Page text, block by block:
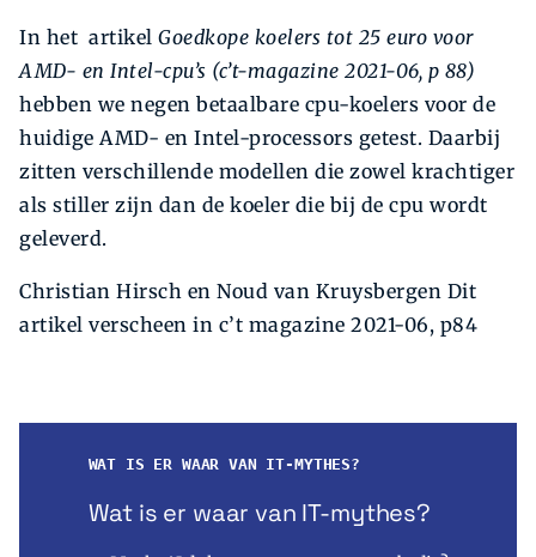
In het artikel Goedkope koelers tot 25 euro voor
AMD- en Intel-cpu’s (c’t-magazine 2021-06, p 88)
hebben we negen betaalbare cpu-koelers voor de
huidige AMD- en Intel-processors getest. Daarbij
zitten verschillende modellen die zowel krachtiger
als stiller zijn dan de koeler die bij de cpu wordt
geleverd.
Christian Hirsch en Noud van Kruysbergen Dit
artikel verscheen in c’t magazine 2021-06, p84
WAT IS ER WAAR VAN IT-MYTHES?
Wat is er waar van IT-mythes?